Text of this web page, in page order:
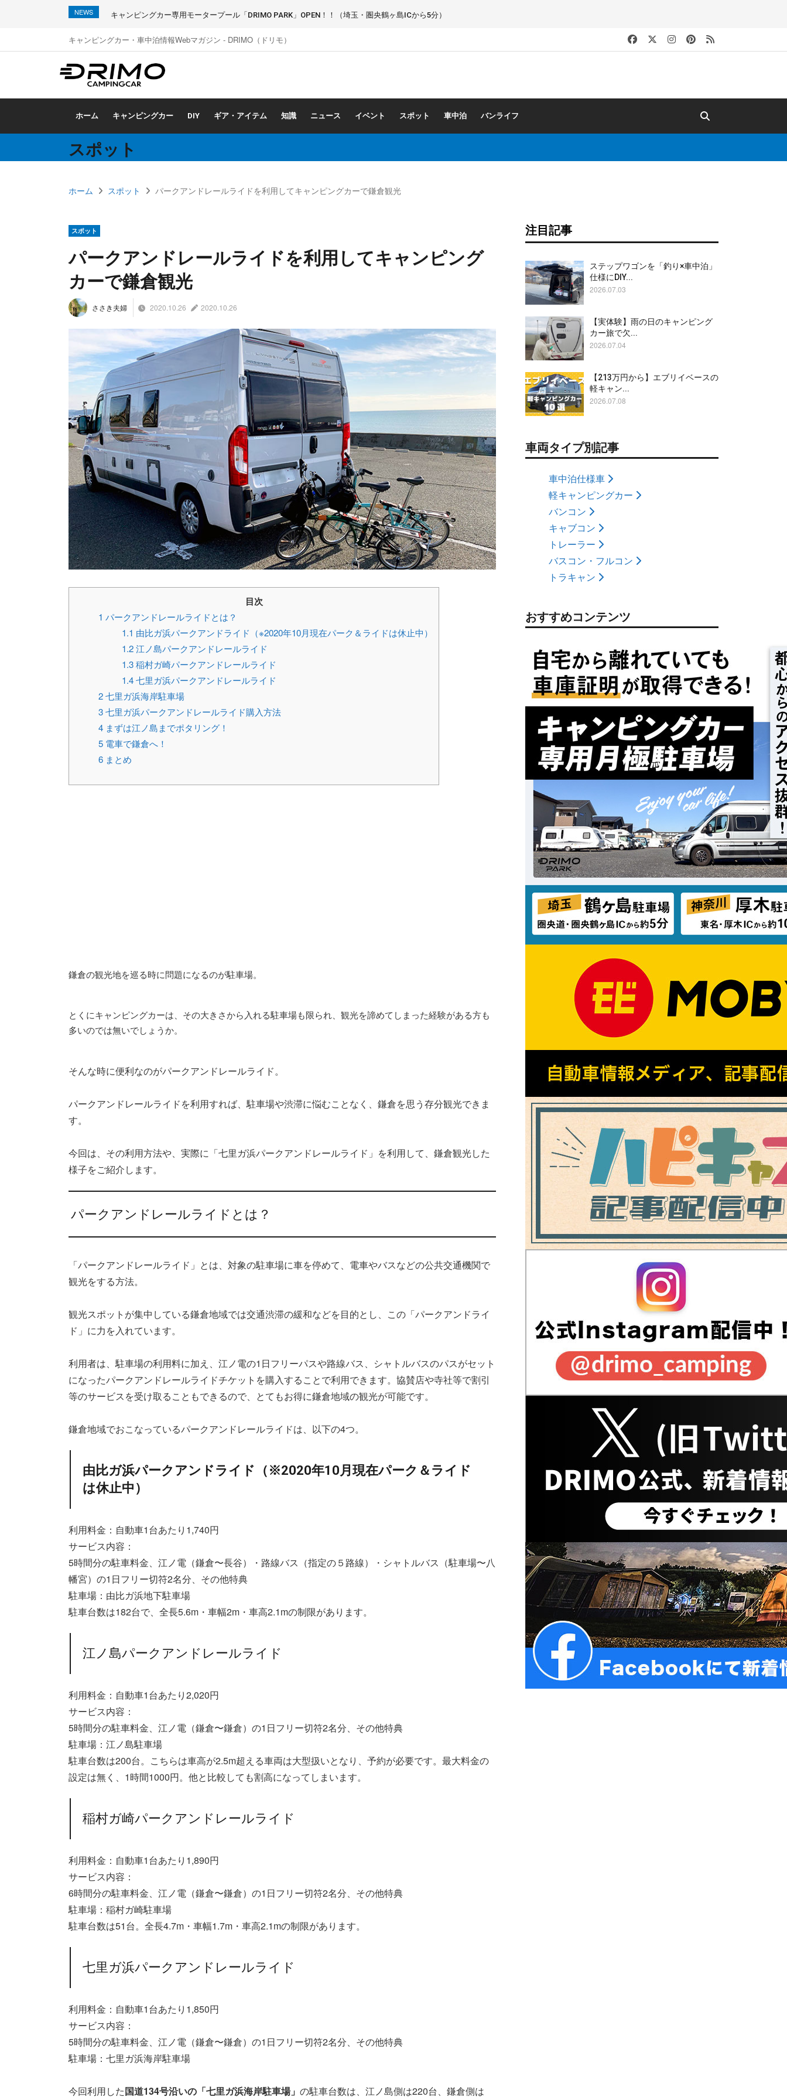
NEWS キャンピングカー専用モータープール「DRIMO PARK」OPEN！！（埼玉・圏央鶴ヶ島ICから5分）
キャンピングカー・車中泊情報Webマガジン - DRIMO（ドリモ）
ホーム キャンピングカー DIY ギア・アイテム 知識 ニュース イベント スポット 車中泊 バンライフ
スポット
ホーム スポット パークアンドレールライドを利用してキャンピングカーで鎌倉観光
スポット
パークアンドレールライドを利用してキャンピング
カーで鎌倉観光
ささき夫婦 2020.10.26 2020.10.26
目次
1 パークアンドレールライドとは？
1.1 由比ガ浜パークアンドライド（※2020年10月現在パーク＆ライドは休止中）
1.2江ノ島パークアンドレールライド
1.3稲村ガ崎パークアンドレールライド
1.4七里ガ浜パークアンドレールライド
2七里ガ浜海岸駐車場
3七里ガ浜パークアンドレールライド購入方法
4 まずは江ノ島までポタリング！
5 電車で鎌倉へ！
6 まとめ
鎌倉の観光地を巡る時に問題になるのが駐車場。
とくにキャンピングカーは、その大きさから入れる駐車場も限られ、観光を諦めてしまった経験がある方も
多いのでは無いでしょうか。
そんな時に便利なのがパークアンドレールライド。
パークアンドレールライドを利用すれば、駐車場や渋滞に悩むことなく、鎌倉を思う存分観光できま
す。
今回は、その利用方法や、実際に「七里ガ浜パークアンドレールライド」を利用して、鎌倉観光した
様子をご紹介します。
パークアンドレールライドとは？
「パークアンドレールライド」とは、対象の駐車場に車を停めて、電車やバスなどの公共交通機関で
観光をする方法。
観光スポットが集中している鎌倉地域では交通渋滞の緩和などを目的とし、この「パークアンドライ
ド」に力を入れています。
利用者は、駐車場の利用料に加え、江ノ電の1日フリーパスや路線バス、シャトルバスのパスがセット
になったパークアンドレールライドチケットを購入することで利用できます。協賛店や寺社等で割引
等のサービスを受け取ることもできるので、とてもお得に鎌倉地域の観光が可能です。
鎌倉地域でおこなっているパークアンドレールライドは、以下の4つ。
由比ガ浜パークアンドライド（※2020年10月現在パーク＆ライド
は休止中）
利用料金：自動車1台あたり1,740円
サービス内容：
5時間分の駐車料金、江ノ電（鎌倉〜長谷）・路線バス（指定の５路線）・シャトルバス（駐車場〜八
幡宮）の1日フリー切符2名分、その他特典
駐車場：由比ガ浜地下駐車場
駐車台数は182台で、全長5.6m・車幅2m・車高2.1mの制限があります。
江ノ島パークアンドレールライド
利用料金：自動車1台あたり2,020円
サービス内容：
5時間分の駐車料金、江ノ電（鎌倉〜鎌倉）の1日フリー切符2名分、その他特典
駐車場：江ノ島駐車場
駐車台数は200台。こちらは車高が2.5m超える車両は大型扱いとなり、予約が必要です。最大料金の
設定は無く、1時間1000円。他と比較しても割高になってしまいます。
稲村ガ崎パークアンドレールライド
利用料金：自動車1台あたり1,890円
サービス内容：
6時間分の駐車料金、江ノ電（鎌倉〜鎌倉）の1日フリー切符2名分、その他特典
駐車場：稲村ガ崎駐車場
駐車台数は51台。全長4.7m・車幅1.7m・車高2.1mの制限があります。
七里ガ浜パークアンドレールライド
利用料金：自動車1台あたり1,850円
サービス内容：
5時間分の駐車料金、江ノ電（鎌倉〜鎌倉）の1日フリー切符2名分、その他特典
駐車場：七里ガ浜海岸駐車場
今回利用した国道134号沿いの「七里ガ浜海岸駐車場」 の駐車台数は、江ノ島側は220台、鎌倉側は
注目記事
ステップワゴンを「釣り×車中泊」
仕様にDIY...
2026.07.03
【実体験】雨の日のキャンピング
カー旅で欠...
2026.07.04
【213万円から】エブリイベースの
軽キャン...
2026.07.08
車両タイプ別記事
車中泊仕様車
軽キャンピングカー
バンコン
キャブコン
トレーラー
バスコン・フルコン
トラキャン
おすすめコンテンツ